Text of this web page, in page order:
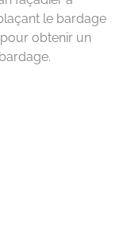
le bardage
obtenir un